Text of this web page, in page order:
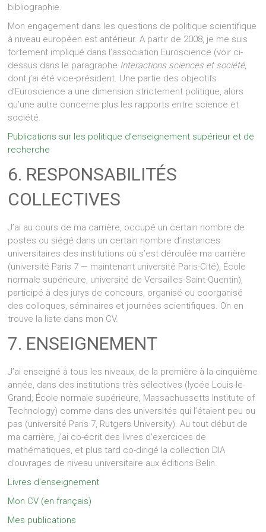
bibliographie.
Mon engagement dans les questions de politique scientifique
à niveau européen est antérieur. A partir de 2008, je me suis
fortement impliqué dans l’association Euroscience (voir ci-
dessus dans le paragraphe Interactions sciences et société,
dont j’ai été vice-président. Une partie des objectifs
d’Euroscience a une dimension strictement politique, alors
qu’une autre concerne plus les rapports entre science et
société.
Publications sur les politique d’enseignement supérieur et de
recherche
6. RESPONSABILITÉS
COLLECTIVES
J’ai au cours de ma carrière, occupé un certain nombre de
postes ou siégé dans un certain nombre d’instances
universitaires des institutions où s’est déroulée ma carrière
(université Paris 7 — maintenant université Paris-Cité), École
normale supérieure, université de Versailles-Saint-Quentin),
participé à des jurys de concours, organisé ou coorganisé
des colloques, séminaires et journées scientifiques. On en
trouve la liste dans mon CV.
7. ENSEIGNEMENT
J’ai enseigné à tous les niveaux, de la première à la cinquième
année, dans des institutions très sélectives (lycée Louis-le-
Grand, École normale supérieure, Massachussetts Institute of
Technology) comme dans des universités qui l’étaient peu ou
pas (université Paris 7, Rutgers University). Au tout début de
ma carrière, j’ai co-écrit des livres d’exercices de
mathématiques, et plus tard co-dirigé la collection DIA
d’ouvrages de niveau universitaire aux éditions Belin.
Livres d’enseignement
Mon CV (en français)
‎Mes publications